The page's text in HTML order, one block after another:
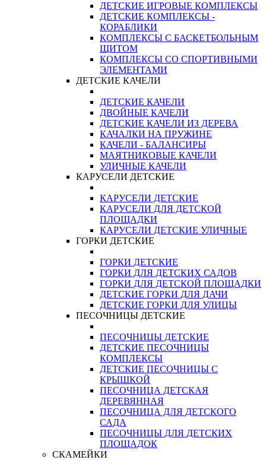
ДЕТСКИЕ ИГРОВЫЕ КОМПЛЕКСЫ
ДЕТСКИЕ КОМПЛЕКСЫ -
КОРАБЛИКИ
КОМПЛЕКСЫ С БАСКЕТБОЛЬНЫМ
ЩИТОМ
КОМПЛЕКСЫ СО СПОРТИВНЫМИ
ЭЛЕМЕНТАМИ
ДЕТСКИЕ КАЧЕЛИ
ДЕТСКИЕ КАЧЕЛИ
ДВОЙНЫЕ КАЧЕЛИ
ДЕТСКИЕ КАЧЕЛИ ИЗ ДЕРЕВА
КАЧАЛКИ НА ПРУЖИНЕ
КАЧЕЛИ - БАЛАНСИРЫ
МАЯТНИКОВЫЕ КАЧЕЛИ
УЛИЧНЫЕ КАЧЕЛИ
КАРУСЕЛИ ДЕТСКИЕ
КАРУСЕЛИ ДЕТСКИЕ
КАРУСЕЛИ ДЛЯ ДЕТСКОЙ
ПЛОЩАДКИ
КАРУСЕЛИ ДЕТСКИЕ УЛИЧНЫЕ
ГОРКИ ДЕТСКИЕ
ГОРКИ ДЕТСКИЕ
ГОРКИ ДЛЯ ДЕТСКИХ САДОВ
ГОРКИ ДЛЯ ДЕТСКОЙ ПЛОЩАДКИ
ДЕТСКИЕ ГОРКИ ДЛЯ ДАЧИ
ДЕТСКИЕ ГОРКИ ДЛЯ УЛИЦЫ
ПЕСОЧНИЦЫ ДЕТСКИЕ
ПЕСОЧНИЦЫ ДЕТСКИЕ
ДЕТСКИЕ ПЕСОЧНИЦЫ
КОМПЛЕКСЫ
ДЕТСКИЕ ПЕСОЧНИЦЫ С
КРЫШКОЙ
ПЕСОЧНИЦА ДЕТСКАЯ
ДЕРЕВЯННАЯ
ПЕСОЧНИЦА ДЛЯ ДЕТСКОГО
САДА
ПЕСОЧНИЦЫ ДЛЯ ДЕТСКИХ
ПЛОЩАДОК
СКАМЕЙКИ